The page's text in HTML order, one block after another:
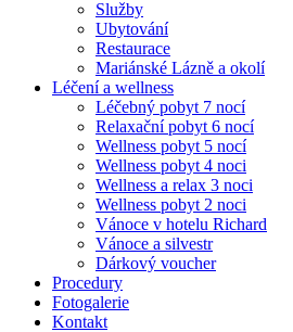
Služby
Ubytování
Restaurace
Mariánské Lázně a okolí
Léčení a wellness
Léčebný pobyt 7 nocí
Relaxační pobyt 6 nocí
Wellness pobyt 5 nocí
Wellness pobyt 4 noci
Wellness a relax 3 noci
Wellness pobyt 2 noci
Vánoce v hotelu Richard
Vánoce a silvestr
Dárkový voucher
Procedury
Fotogalerie
Kontakt